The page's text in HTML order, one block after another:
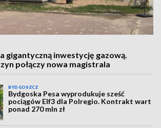
gigantyczną inwestycję gazową.
połączy nowa magistrala
BYDGOSZCZ
Bydgoska Pesa wyprodukuje sześć
pociągów Elf3 dla Polregio. Kontrakt wart
ponad 270 mln zł